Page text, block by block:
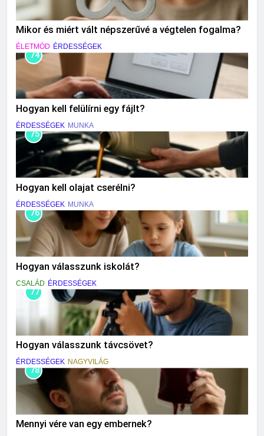
Mikor és miért vált népszerűvé a végtelen fogalma?
ÉLETMÓD ÉRDESSÉGEK
74
Hogyan kell felülírni egy fájlt?
ÉRDESSÉGEK MUNKA
75
Hogyan kell olajat cserélni?
ÉRDESSÉGEK MUNKA
76
Hogyan válasszunk iskolát?
CSALÁD ÉRDESSÉGEK
77
Hogyan válasszunk távcsövet?
ÉRDESSÉGEK NAGYVILÁG
78
Mennyi vére van egy embernek?